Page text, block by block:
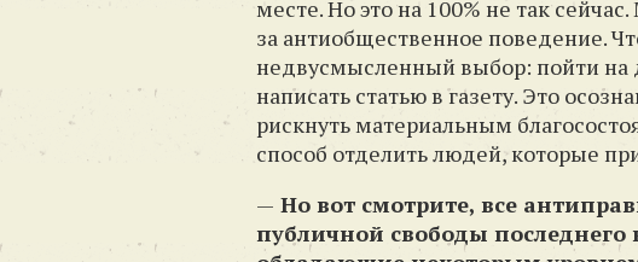
месте. Но это на 100% не так
за антиобщественное поведение.
недвусмысленный выбор: пойти на
написать статью в газету. Это
рискнуть материальным
способ отделить людей, которые
— Но вот смотрите, все
публичной свободы последнего